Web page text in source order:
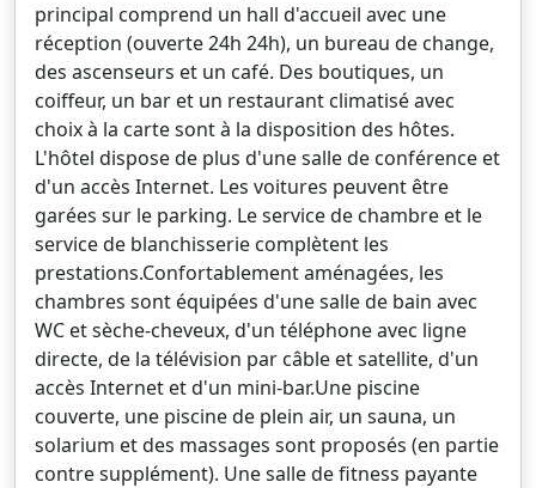
principal comprend un hall d'accueil avec une
réception (ouverte 24h 24h), un bureau de change,
des ascenseurs et un café. Des boutiques, un
coiffeur, un bar et un restaurant climatisé avec
choix à la carte sont à la disposition des hôtes.
L'hôtel dispose de plus d'une salle de conférence et
d'un accès Internet. Les voitures peuvent être
garées sur le parking. Le service de chambre et le
service de blanchisserie complètent les
prestations.Confortablement aménagées, les
chambres sont équipées d'une salle de bain avec
WC et sèche-cheveux, d'un téléphone avec ligne
directe, de la télévision par câble et satellite, d'un
accès Internet et d'un mini-bar.Une piscine
couverte, une piscine de plein air, un sauna, un
solarium et des massages sont proposés (en partie
contre supplément). Une salle de fitness payante